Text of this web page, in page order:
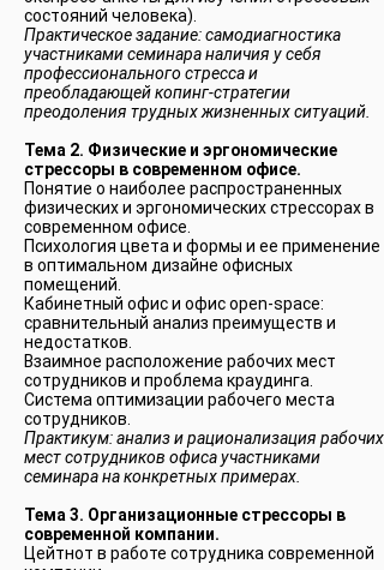
состояний человека).
Практическое задание: самодиагностика
участниками семинара наличия у себя
профессионального стресса и
преобладающей копинг-стратегии
преодоления трудных жизненных ситуаций.
Тема 2. Физические и эргономические
стрессоры в современном офисе.
Понятие о наиболее распространенных
физических и эргономических стрессорах в
современном офисе.
Психология цвета и формы и ее применение
в оптимальном дизайне офисных
помещений.
Кабинетный офис и офис open-space:
сравнительный анализ преимуществ и
недостатков.
Взаимное расположение рабочих мест
сотрудников и проблема краудинга.
Система оптимизации рабочего места
сотрудников.
Практикум: анализ и рационализация рабочих
мест сотрудников офиса участниками
семинара на конкретных примерах.
Тема 3. Организационные стрессоры в
современной компании.
Цейтнот в работе сотрудника современной